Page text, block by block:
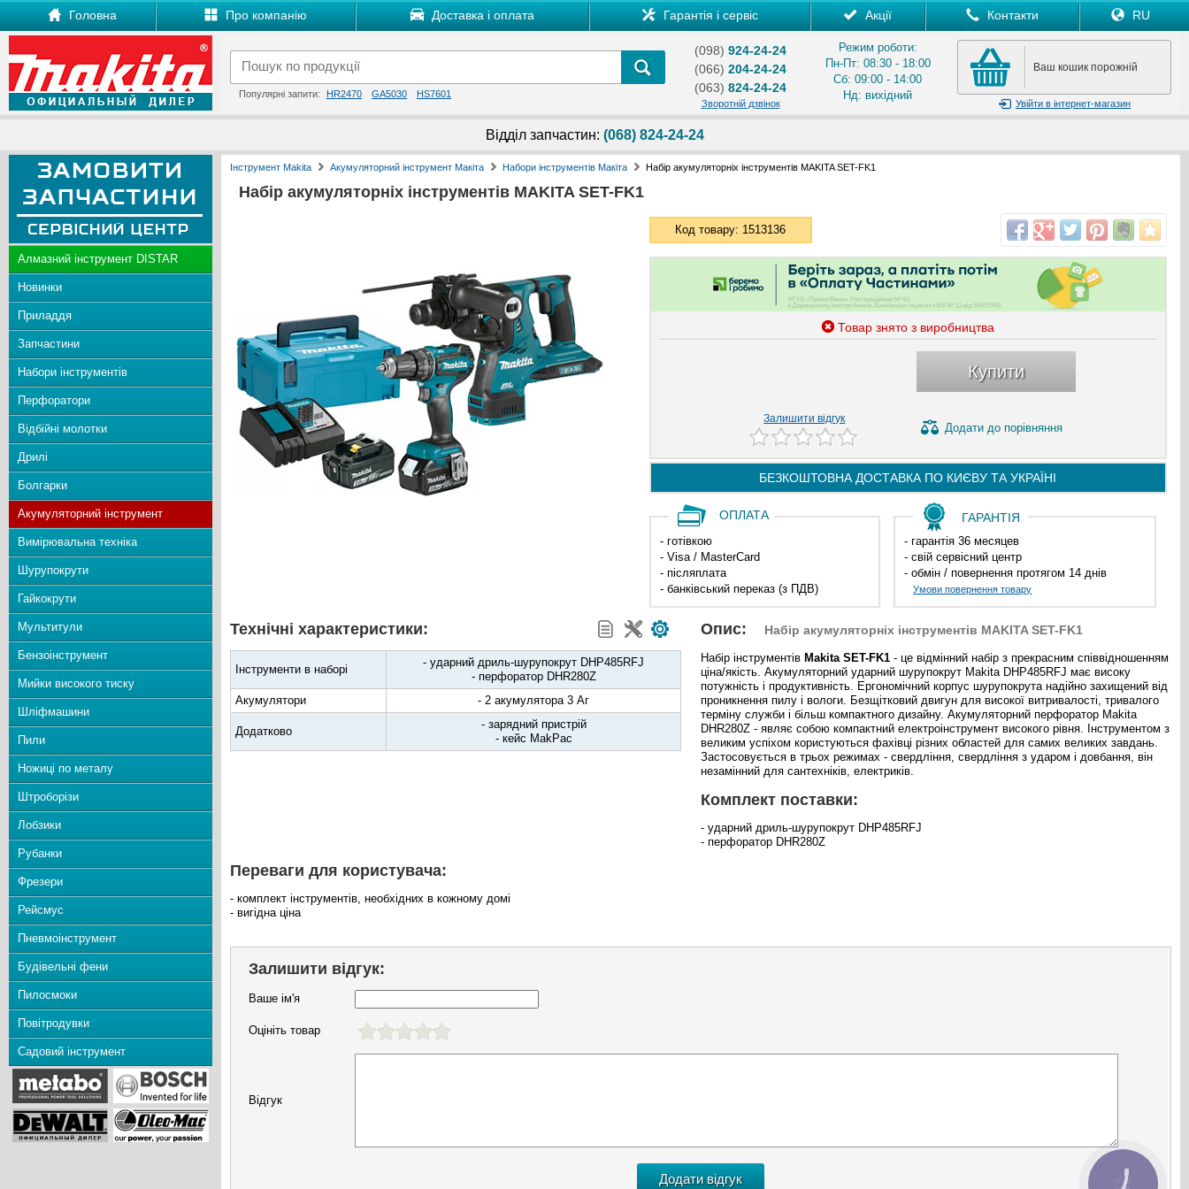
Головна Про компанію Доставка і оплата Гарантія і сервіс Акції Контакти RU
Популярні запити: HR2470 GA5030 HS7601
(098) 924-24-24
(066) 204-24-24
(063) 824-24-24
Зворотній дзвінок
Режим роботи:
Пн-Пт: 08:30 - 18:00
Сб: 09:00 - 14:00
Нд: вихідний
Ваш кошик порожній
Увійти в інтернет-магазин
Відділ запчастин: (068) 824-24-24
Алмазний інструмент DISTAR
Новинки
Приладдя
Запчастини
Набори інструментів
Перфоратори
Відбійні молотки
Дрилі
Болгарки
Акумуляторний інструмент
Вимірювальна техніка
Шурупокрути
Гайкокрути
Мультитули
Бензоінструмент
Мийки високого тиску
Шліфмашини
Пили
Ножиці по металу
Штроборізи
Лобзики
Рубанки
Фрезери
Рейсмус
Пневмоінструмент
Будівельні фени
Пилосмоки
Повітродувки
Садовий інструмент
Інструмент Makita Акумуляторний інструмент Макіта Набори інструментів Макіта Набір акумуляторніх інструментів MAKITA SET-FK1
Набір акумуляторніх інструментів MAKITA SET-FK1
Код товару: 1513136
Товар знято з виробництва
Купити
Залишити відгук
Додати до порівняння
БЕЗКОШТОВНА ДОСТАВКА ПО КИЄВУ ТА УКРАЇНІ
ОПЛАТА
- готівкою
- Visa / MasterCard
- післяплата
- банківський переказ (з ПДВ)
ГАРАНТІЯ
- гарантія 36 месяцев
- свій сервісний центр
- обмін / повернення протягом 14 днів
Умови повернення товару
Технічні характеристики:
Інструменти в наборі
- ударний дриль-шурупокрут DHP485RFJ
- перфоратор DHR280Z
Акумулятори
- 2 акумулятора 3 Aг
Додатково
- зарядний пристрій
- кейс MakPac
Опис: Набір акумуляторніх інструментів MAKITA SET-FK1
Набір інструментів Makita SET-FK1 - це відмінний набір з прекрасним співвідношенням
ціна/якість. Акумуляторний ударний шурупокрут Makita DHP485RFJ має високу
потужність і продуктивність. Ергономічний корпус шурупокрута надійно захищений від
проникнення пилу і вологи. Безщітковий двигун для високої витривалості, тривалого
терміну служби і більш компактного дизайну. Акумуляторний перфоратор Makita
DHR280Z - являє собою компактний електроінструмент високого рівня. Інструментом з
великим успіхом користуються фахівці різних областей для самих великих завдань.
Застосовується в трьох режимах - свердління, свердління з ударом і довбання, він
незамінний для сантехніків, електриків.
Комплект поставки:
- ударний дриль-шурупокрут DHP485RFJ
- перфоратор DHR280Z
Переваги для користувача:
- комплект інструментів, необхідних в кожному домі
- вигідна ціна
Залишити відгук:
Ваше ім'я
Оцініть товар
Відгук
КНОПКА